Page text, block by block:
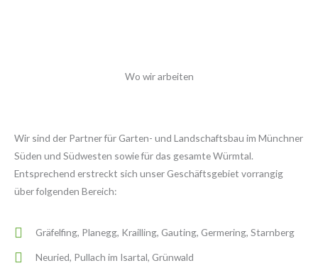
Wo wir arbeiten
Wir sind der Partner für Garten- und Landschaftsbau im Münchner
Süden und Südwesten sowie für das gesamte Würmtal.
Entsprechend erstreckt sich unser Geschäftsgebiet vorrangig
über folgenden Bereich:
Gräfelfing, Planegg, Krailling, Gauting, Germering, Starnberg
Neuried, Pullach im Isartal, Grünwald